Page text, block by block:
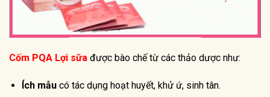
Cốm PQA Lợi sữa được bào chế từ các thảo dược như:
Ích mẫucó tác dụng hoạt huyết, khử ứ, sinh tân.